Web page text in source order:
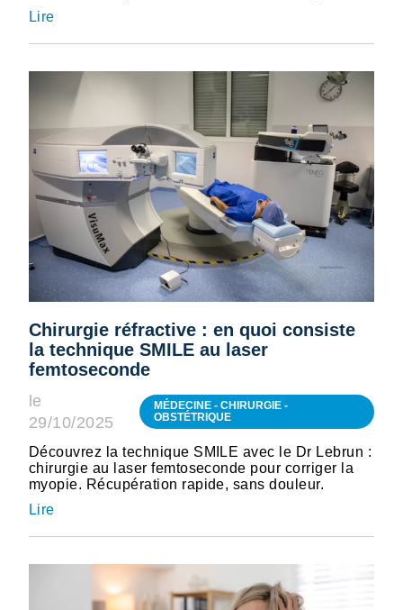
Lire
Chirurgie réfractive : en quoi consiste
la technique SMILE au laser
femtoseconde
le
29/10/2025
MÉDECINE - CHIRURGIE -
OBSTÉTRIQUE
Découvrez la technique SMILE avec le Dr Lebrun :
chirurgie au laser femtoseconde pour corriger la
myopie. Récupération rapide, sans douleur.
Lire